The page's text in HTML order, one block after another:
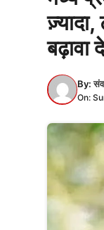
बढ़ावा
By:
On: